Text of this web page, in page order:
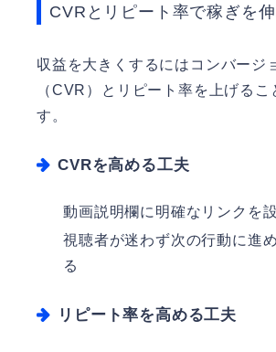
CVRとリピート率で稼ぎを
収益を大きくするにはコンバージ
（CVR）とリピート率を上げるこ
す。
CVRを高める工夫
動画説明欄に明確なリンクを
視聴者が迷わず次の行動に進
る
リピート率を高める工夫